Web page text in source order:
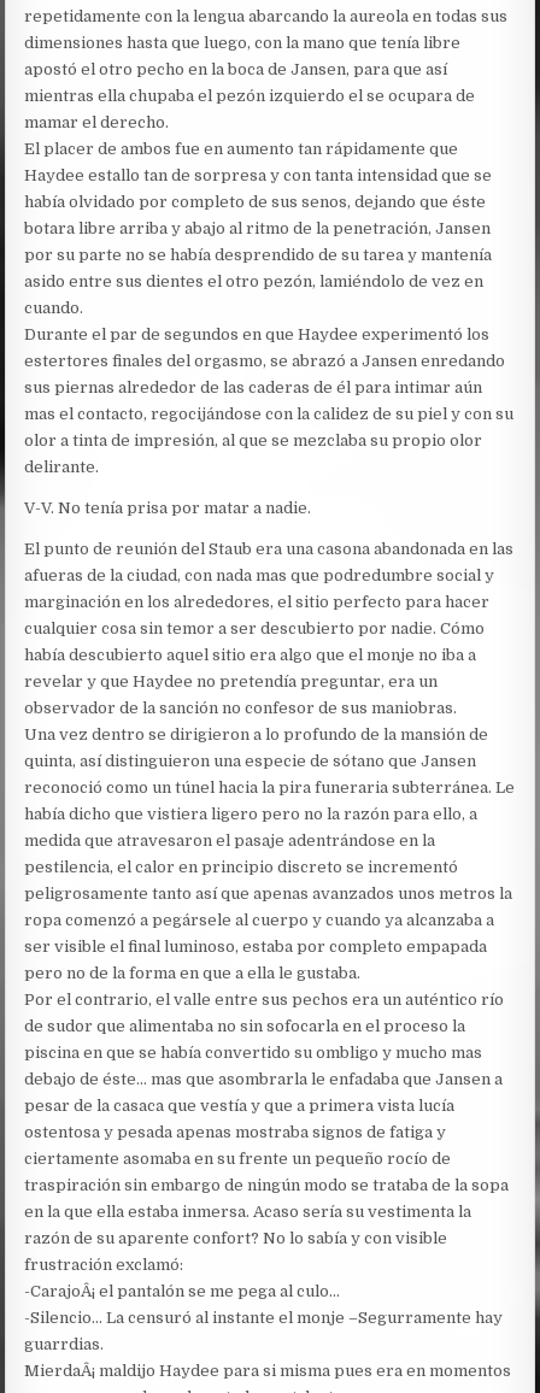
repetidamente con la lengua abarcando la aureola en todas sus
dimensiones hasta que luego, con la mano que tenía libre
apostó el otro pecho en la boca de Jansen, para que así
mientras ella chupaba el pezón izquierdo el se ocupara de
mamar el derecho.
El placer de ambos fue en aumento tan rápidamente que
Haydee estallo tan de sorpresa y con tanta intensidad que se
había olvidado por completo de sus senos, dejando que éste
botara libre arriba y abajo al ritmo de la penetración, Jansen
por su parte no se había desprendido de su tarea y mantenía
asido entre sus dientes el otro pezón, lamiéndolo de vez en
cuando.
Durante el par de segundos en que Haydee experimentó los
estertores finales del orgasmo, se abrazó a Jansen enredando
sus piernas alrededor de las caderas de él para intimar aún
mas el contacto, regocijándose con la calidez de su piel y con su
olor a tinta de impresión, al que se mezclaba su propio olor
delirante.
V-V. No tenía prisa por matar a nadie.
El punto de reunión del Staub era una casona abandonada en las
afueras de la ciudad, con nada mas que podredumbre social y
marginación en los alrededores, el sitio perfecto para hacer
cualquier cosa sin temor a ser descubierto por nadie. Cómo
había descubierto aquel sitio era algo que el monje no iba a
revelar y que Haydee no pretendía preguntar, era un
observador de la sanción no confesor de sus maniobras.
Una vez dentro se dirigieron a lo profundo de la mansión de
quinta, así distinguieron una especie de sótano que Jansen
reconoció como un túnel hacia la pira funeraria subterránea. Le
había dicho que vistiera ligero pero no la razón para ello, a
medida que atravesaron el pasaje adentrándose en la
pestilencia, el calor en principio discreto se incrementó
peligrosamente tanto así que apenas avanzados unos metros la
ropa comenzó a pegársele al cuerpo y cuando ya alcanzaba a
ser visible el final luminoso, estaba por completo empapada
pero no de la forma en que a ella le gustaba.
Por el contrario, el valle entre sus pechos era un auténtico río
de sudor que alimentaba no sin sofocarla en el proceso la
piscina en que se había convertido su ombligo y mucho mas
debajo de éste… mas que asombrarla le enfadaba que Jansen a
pesar de la casaca que vestía y que a primera vista lucía
ostentosa y pesada apenas mostraba signos de fatiga y
ciertamente asomaba en su frente un pequeño rocío de
traspiración sin embargo de ningún modo se trataba de la sopa
en la que ella estaba inmersa. Acaso sería su vestimenta la
razón de su aparente confort? No lo sabía y con visible
frustración exclamó:
-CarajoÂ¡ el pantalón se me pega al culo…
-Silencio… La censuró al instante el monje –Segurramente hay
guarrdias.
MierdaÂ¡ maldijo Haydee para si misma pues era en momentos